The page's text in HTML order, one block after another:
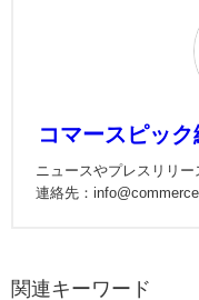
コマースピッ
ニュースやプレスリリー
連絡先：
関連キーワード